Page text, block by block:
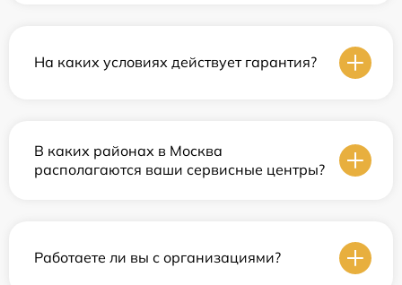
На каких условиях действует гарантия?
В каких районах в Москва
располагаются ваши сервисные центры?
Работаете ли вы с организациями?